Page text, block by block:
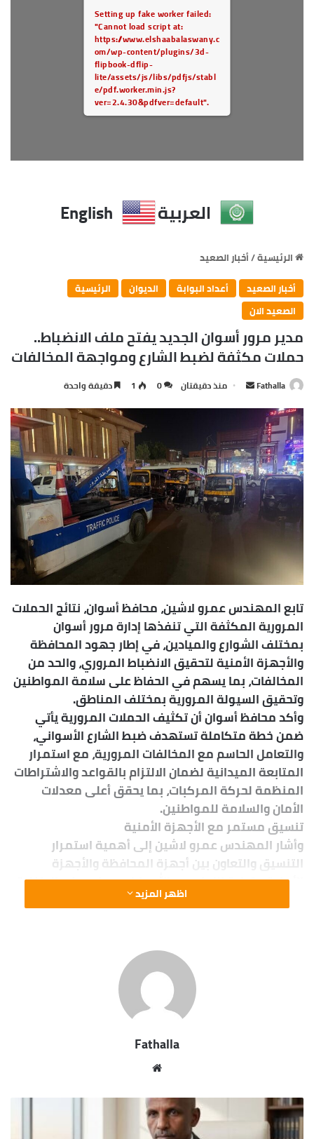
Setting up fake worker failed:
"Cannot load script at:
https://www.elshaabalaswany.c
om/wp-content/plugins/3d-
flipbook-dflip-
lite/assets/js/libs/pdfjs/stabl
e/pdf.worker.min.js?
ver=2.4.30&pdfver=default".